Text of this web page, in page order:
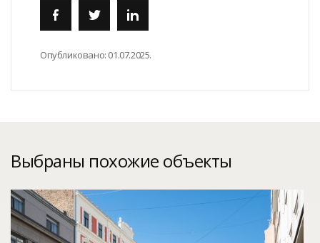
Опубликовано: 01.07.2025.
Выбраны похожие объекты